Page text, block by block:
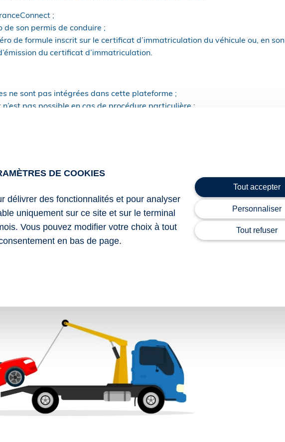
;
de son permis de conduire ;
de formule inscrit sur le certificat d’immatriculation du véhicule ou, en son
du certificat d’immatriculation.
ne sont pas intégrées dans cette plateforme ;
pas possible en cas de procédure particulière ;
possible.
du 13 octobre 2025 : « Fourrière : un nouveau service en ligne pour
plus rapidement »
DE COOKIES
délivrer des fonctionnalités et pour analyser
uniquement sur ce site et sur le terminal
Vous pouvez modifier votre choix à tout
en bas de page.
Tout accepter
Personnaliser
Tout refuser